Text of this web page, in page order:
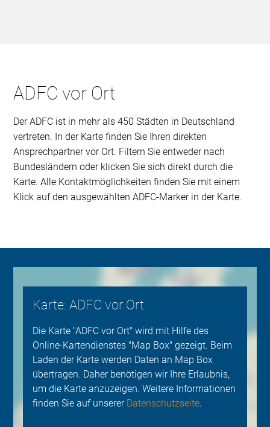
ADFC vor Ort
Der ADFC ist in mehr als 450 Städten in Deutschland
vertreten. In der Karte finden Sie Ihren direkten
Ansprechpartner vor Ort. Filtern Sie entweder nach
Bundesländern oder klicken Sie sich direkt durch die
Karte. Alle Kontaktmöglichkeiten finden Sie mit einem
Klick auf den ausgewählten ADFC-Marker in der Karte.
Karte: ADFC vor Ort
Die Karte "ADFC vor Ort" wird mit Hilfe des
Online-Kartendienstes "Map Box" gezeigt. Beim
Laden der Karte werden Daten an Map Box
übertragen. Daher benötigen wir Ihre Erlaubnis,
um die Karte anzuzeigen. Weitere Informationen
finden Sie auf unserer Datenschutzseite.